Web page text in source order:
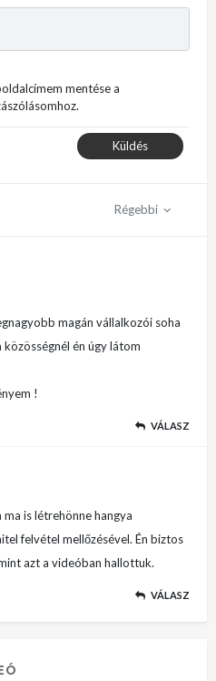
mentése a
Küldés
Régebbi
magán vállalkozói soha
én úgy látom
!
VÁLASZ
ma is létrehönne hangya
felvétel mellőzésével. Én biztos
azt a videóban hallottuk.
VÁLASZ